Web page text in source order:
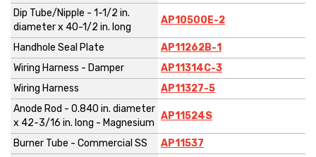
Dip Tube/Nipple - 1-1/2 in.
diameter x 40-1/2 in. long
AP10500E-2
Handhole Seal Plate
AP11262B-1
Wiring Harness - Damper
AP11314C-3
Wiring Harness
AP11327-5
Anode Rod - 0.840 in. diameter
x 42-3/16 in. long - Magnesium
AP11524S
Burner Tube - Commercial SS
AP11537